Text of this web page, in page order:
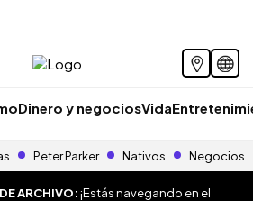
Dinero y negociosVida
Peter Parker Nativos Negocios
ARCHIVO:¡Estás navegando en el